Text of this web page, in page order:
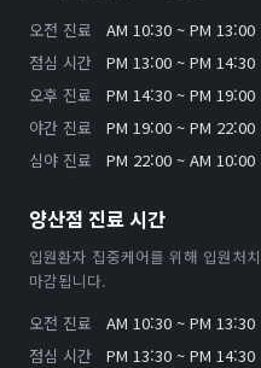
오전 진료
AM 10:30 ~ PM 13:00
점심 시간
PM 13:00 ~ PM 14:30
오후 진료
PM 14:30 ~ PM 19:00
야간 진료
PM 19:00 ~ PM 22:00
심야 진료
PM 22:00 ~ AM 10:00
양산점 진료 시간
입원환자 집중케어를 위해 입원처
마감됩니다.
오전 진료
AM 10:30 ~ PM 13:30
점심 시간
PM 13:30 ~ PM 14:30